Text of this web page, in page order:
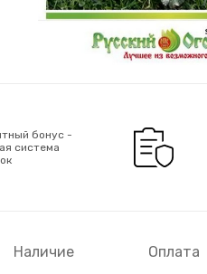
бонус -
система
Наличие Оплата